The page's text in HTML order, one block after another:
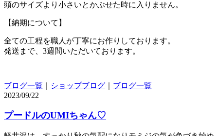
頭のサイズより小さいとかぶせた時に入りません。
【納期について】
全ての工程を職人が丁寧にお作りしております。
発送まで、3週間いただいております。
ブログ一覧 ショップブログ
ブログ一覧
2023/09/22
プードルのUMIちゃん♡